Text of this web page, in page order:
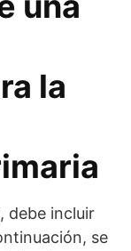
la
debe incluir
se